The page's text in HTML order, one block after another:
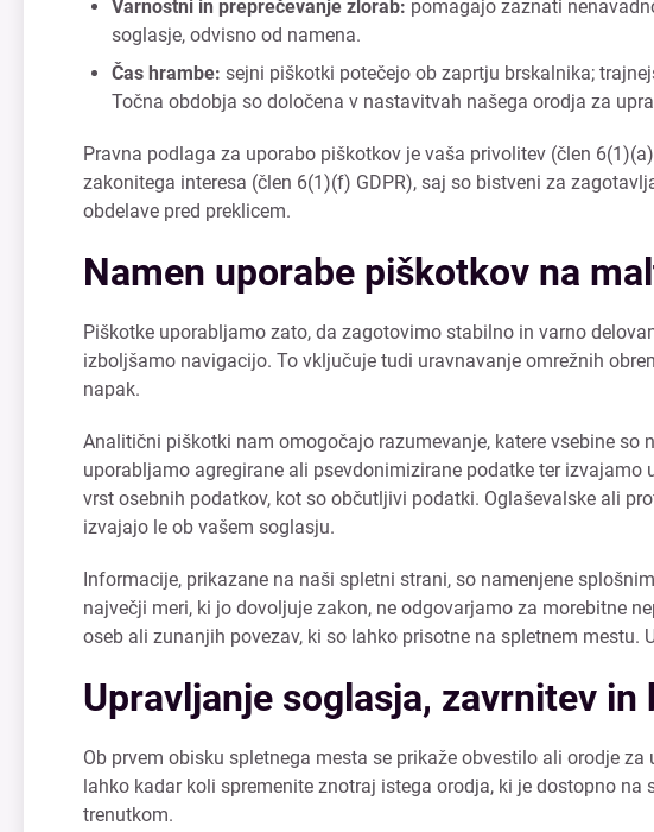
Varnostni in preprečevanje zlorab: pomagajo zaznati
soglasje, odvisno od namena.
Čas hrambe: sejni piškotki potečejo ob zaprtju brskalnika;
Točna obdobja so določena v nastavitvah našega orodja za
Pravna podlaga za uporabo piškotkov je vaša privolitev (člen
zakonitega interesa (člen 6(1)(f) GDPR), saj so bistveni za
obdelave pred preklicem.
Namen uporabe piškotkov na
Piškotke uporabljamo zato, da zagotovimo stabilno in varno
izboljšamo navigacijo. To vključuje tudi uravnavanje omrežnih
napak.
Analitični piškotki nam omogočajo razumevanje, katere vsebine
uporabljamo agregirane ali psevdonimizirane podatke ter
vrst osebnih podatkov, kot so občutljivi podatki. Oglaševalske ali
izvajajo le ob vašem soglasju.
Informacije, prikazane na naši spletni strani, so namenjene
največji meri, ki jo dovoljuje zakon, ne odgovarjamo za morebitne
oseb ali zunanjih povezav, ki so lahko prisotne na spletnem
Upravljanje soglasja, zavrnitev
Ob prvem obisku spletnega mesta se prikaže obvestilo ali orodje
lahko kadar koli spremenite znotraj istega orodja, ki je dostopno
trenutkom.